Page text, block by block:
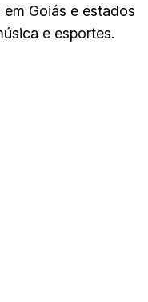
Goiás e estados
e esportes.